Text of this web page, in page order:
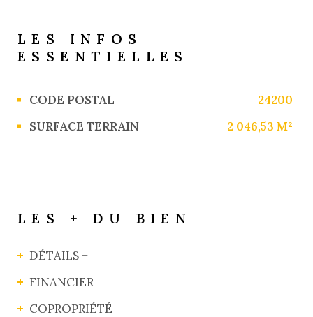
LES INFOS
ESSENTIELLES
Caractérisque Valeurs
CODE POSTAL
24200
SURFACE TERRAIN
2 046,53 M²
LES + DU BIEN
DÉTAILS +
FINANCIER
COPROPRIÉTÉ